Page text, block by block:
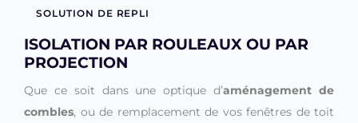
SOLUTION DE REPLI
ISOLATION PAR ROULEAUX OU PAR
PROJECTION
Que ce soit dans une optique d’aménagement de
combles, ou de remplacement de vos fenêtres de toit